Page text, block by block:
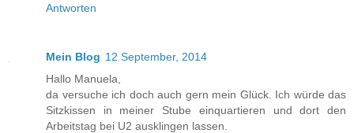
Antworten
Mein Blog 12 September, 2014
Hallo Manuela,
da versuche ich doch auch gern mein Glück. Ich würde das
Sitzkissen in meiner Stube einquartieren und dort den
Arbeitstag bei U2 ausklingen lassen.